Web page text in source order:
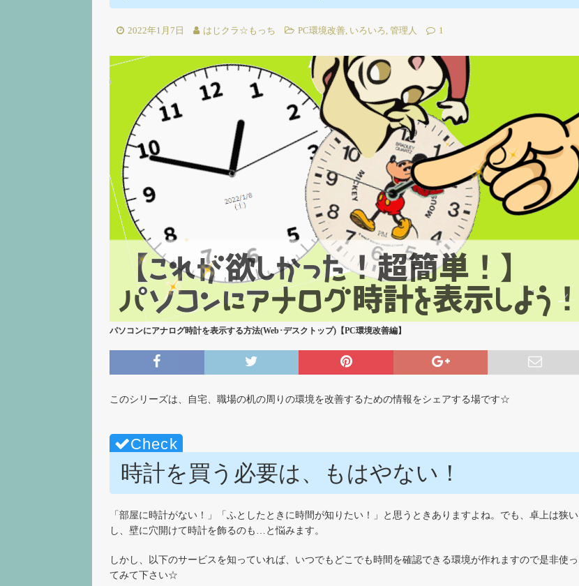
[ 2025年3月15日 ]
【無料配布!】StreamDeck用ボタン背景・アイコン・スクリーンセーバー
2022年1月7日 はじクラ☆もっち PC環境改善, いろいろ , 管理人 1
パソコンにアナログ時計を表示する方法(Web･デスクトップ)【PC環境改善編】
このシリーズは、自宅、職場の机の周りの環境を改善するための情報をシェアする場です☆
時計を買う必要は、もはやない！
「部屋に時計がない！」「ふとしたときに時間が知りたい！」と思うときありますよね。でも、卓上は狭い
し、壁に穴開けて時計を飾るのも…と悩みます。
しかし、以下のサービスを知っていれば、いつでもどこでも時間を確認できる環境が作れますので是非使っ
てみて下さい☆